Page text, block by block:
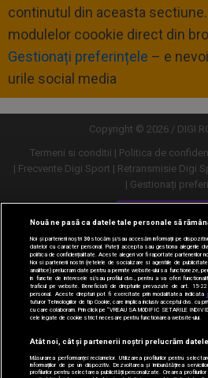
continutul din aceasta
modulelor coookie direct din
Gestionați preferințele – e
urile social media
Copyright © 2026 / DIGI
Termeni si conditii
Politica de
Frecvente Digi Sport
Retransmisie Digi
Gestionați
Versiune
Nouă ne pasă ca datele tale personale să
Noi și partenerii noștri30stocăm și/sau accesăm informații pe
datelor cu caracter personal. Puteți accepta sau gestiona alegerile
politica de confidențialitate. Aceste alegeri vor fi raportate partenerilor
Noi si partenerii nostri (retelele de socializare si agentiile de
analitice) prelucram date pentru a permite website-ului sa functioneze,
in functie de interesele si/sau profilul dvs., pentru a va oferi
traficul pe website. Beneficiati de drepturile prevazute de art. 15-22
personal. Aceste drepturi pot fi exercitate prin modalitatea indicata
tuturor Tehnologiilor de tip Cookie, care implica inclusiv acceptul dvs. cu
cu care colaboram. Prin click pe “VREAU SA MODIFIC SETARILE
cele legate de cookie strict necesare pentru functionarea website-ului.
Atât noi, cât și partenerii noștri prelucrăm
Măsurarea performanței reclamelor. Utilizarea profilurilor pentru
informațiilor de pe un dispozitiv. Dezvoltarea și îmbunătățirea
profilurilor pentru selectarea publicității personalizate. Crearea